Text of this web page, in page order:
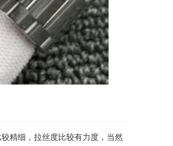
精细，拉丝度比较有力度，当然